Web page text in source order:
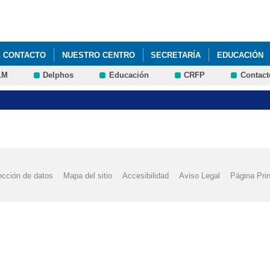
NUESTRO CENTRO SECRETARÍA EDUCACIÓN
TRANSPORTE PADLET 4º DE PRIMARIA. RECURSOS Y
Delphos Educación CRFP
de datos Mapa del sitio Accesibilidad Aviso Legal Página